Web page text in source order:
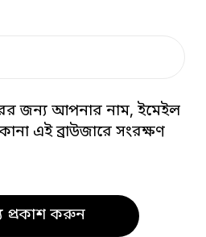
জন্য আপনার নাম, ইমেইল
এই ব্রাউজারে সংরক্ষণ